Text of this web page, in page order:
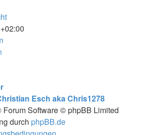
Esch aka Chris1278
Forum Software © phpBB Limited
durch phpBB.de